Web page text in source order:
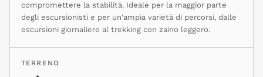
compromettere la stabilità. Ideale per la maggior parte
degli escursionisti e per un'ampia varietà di percorsi, dalle
escursioni giornaliere al trekking con zaino leggero.
TERRENO